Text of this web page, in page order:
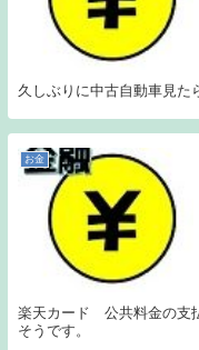
久しぶりに中古自動車見た
お金
楽天カード 公共料金の支
そうです。